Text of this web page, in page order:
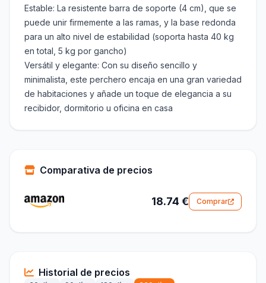
Estable: La resistente barra de soporte (4 cm), que se
puede unir firmemente a las ramas, y la base redonda
para un alto nivel de estabilidad (soporta hasta 40 kg
en total, 5 kg por gancho)
Versátil y elegante: Con su diseño sencillo y
minimalista, este perchero encaja en una gran variedad
de habitaciones y añade un toque de elegancia a su
recibidor, dormitorio u oficina en casa
Comparativa de precios
18.74 € Comprar
Historial de precios